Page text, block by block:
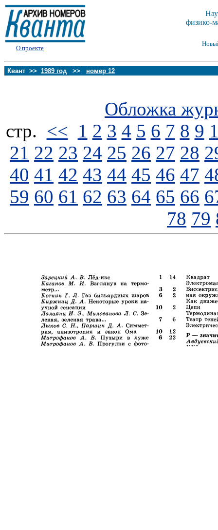
О проекте
физико-
Квант >> 1989 год >> номер 12
Обложка
стp. << 1 2 3 4 5 6 7 8 9
21 22 23 24 25 26 27 28
40 41 42 43 44 45 46 47
59 60 61 62 63 64 65 66
78 79